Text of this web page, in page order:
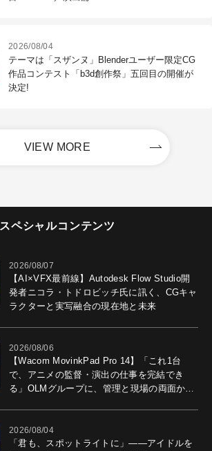
2026/08/04
テーマは「スザンヌ」Blenderユーザー限定CG
作品コンテスト「b3d創作祭」五回目の開催が
決定!
VIEW MORE
スペシャルコンテンツ
2026/08/07
【AI×VFX最前線】Autodesk Flow Studio開
発者ニコラ・トドロビッチ氏に訊く、CGキャ
ラクターと実写融合の現在地と未来
2026/08/06
【Wacom MovinkPad Pro 14】「これ1台
で、アニメの監督・演出の仕事を完結でき
る」OLMグループに、管理と現場の両面から
2026/08/04
「君も、スポットライトに」――アイドルを